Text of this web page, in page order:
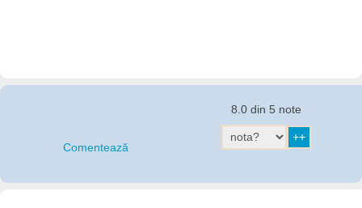
Comentează
8.0 din 5 note